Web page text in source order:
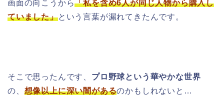
画面の向こうから「私を含め6人が同じ人物から購入し
ていました」という言葉が漏れてきたんです。
そこで思ったんです、 プロ野球という華やかな世界
の、 想像以上に深い闇があるのかもしれないと…